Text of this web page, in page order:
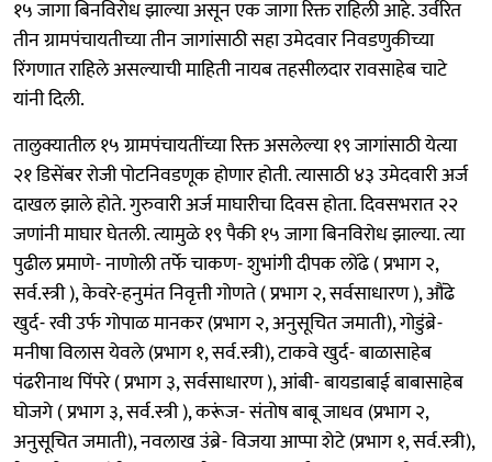
१५ जागा बिनविरोध झाल्या असून एक जागा रिक्त राहिली आहे. उर्वरित
तीन ग्रामपंचायतीच्या तीन जागांसाठी सहा उमेदवार निवडणुकीच्या
रिंगणात राहिले असल्याची माहिती नायब तहसीलदार रावसाहेब चाटे
यांनी दिली.
तालुक्यातील १५ ग्रामपंचायतींच्या रिक्त असलेल्या १९ जागांसाठी येत्या
२१ डिसेंबर रोजी पोटनिवडणूक होणार होती. त्यासाठी ४३ उमेदवारी अर्ज
दाखल झाले होते. गुरुवारी अर्ज माघारीचा दिवस होता. दिवसभरात २२
जणांनी माघार घेतली. त्यामुळे १९ पैकी १५ जागा बिनविरोध झाल्या. त्या
पुढील प्रमाणे- नाणोली तर्फे चाकण- शुभांगी दीपक लोंढे ( प्रभाग २,
सर्व.स्त्री ), केवरे-हनुमंत निवृत्ती गोणते ( प्रभाग २, सर्वसाधारण ), औंढे
खुर्द- रवी उर्फ गोपाळ मानकर (प्रभाग २, अनुसूचित जमाती), गोडुंब्रे-
मनीषा विलास येवले (प्रभाग १, सर्व.स्त्री), टाकवे खुर्द- बाळासाहेब
पंढरीनाथ पिंपरे ( प्रभाग ३, सर्वसाधारण ), आंबी- बायडाबाई बाबासाहेब
घोजगे ( प्रभाग ३, सर्व.स्त्री ), करूंज- संतोष बाबू जाधव (प्रभाग २,
अनुसूचित जमाती), नवलाख उंब्रे- विजया आप्पा शेटे (प्रभाग १, सर्व.स्त्री),